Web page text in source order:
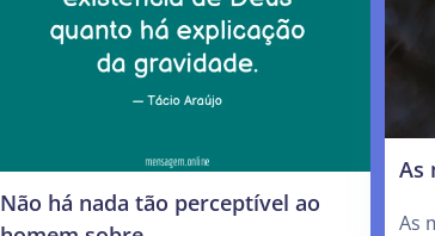
Não há nada tão perceptível ao
As
As